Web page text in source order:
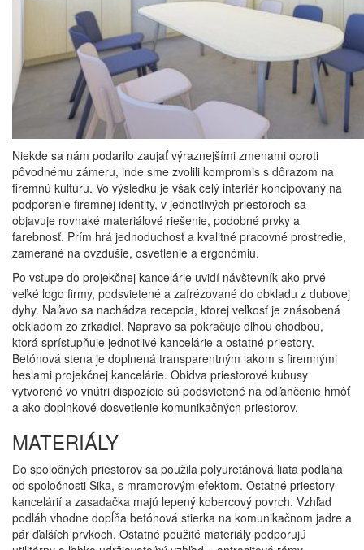
Niekde sa nám podarilo zaujať výraznejšími zmenami oproti
pôvodnému zámeru, inde sme zvolili kompromis s dôrazom na
firemnú kultúru. Vo výsledku je však celý interiér koncipovaný na
podporenie firemnej identity, v jednotlivých priestoroch sa
objavuje rovnaké materiálové riešenie, podobné prvky a
farebnosť. Prím hrá jednoduchosť a kvalitné pracovné prostredie,
zamerané na ovzdušie, osvetlenie a ergonómiu.
Po vstupe do projekčnej kancelárie uvidí návštevník ako prvé
veľké logo firmy, podsvietené a zafrézované do obkladu z dubovej
dyhy. Naľavo sa nachádza recepcia, ktorej veľkosť je znásobená
obkladom zo zrkadiel. Napravo sa pokračuje dlhou chodbou,
ktorá sprístupňuje jednotlivé kancelárie a ostatné priestory.
Betónová stena je doplnená transparentným lakom s firemnými
heslami projekčnej kancelárie. Obidva priestorové kubusy
vytvorené vo vnútri dispozície sú podsvietené na odľahčenie hmôť
a ako doplnkové dosvetlenie komunikačných priestorov.
MATERIÁLY
Do spoločných priestorov sa použila polyuretánová liata podlaha
od spoločnosti Sika, s mramorovým efektom. Ostatné priestory
kancelárií a zasadačka majú lepený kobercový povrch. Vzhľad
podláh vhodne dopĺňa betónová stierka na komunikačnom jadre a
pár ďalších prvkoch. Ostatné použité materiály podporujú